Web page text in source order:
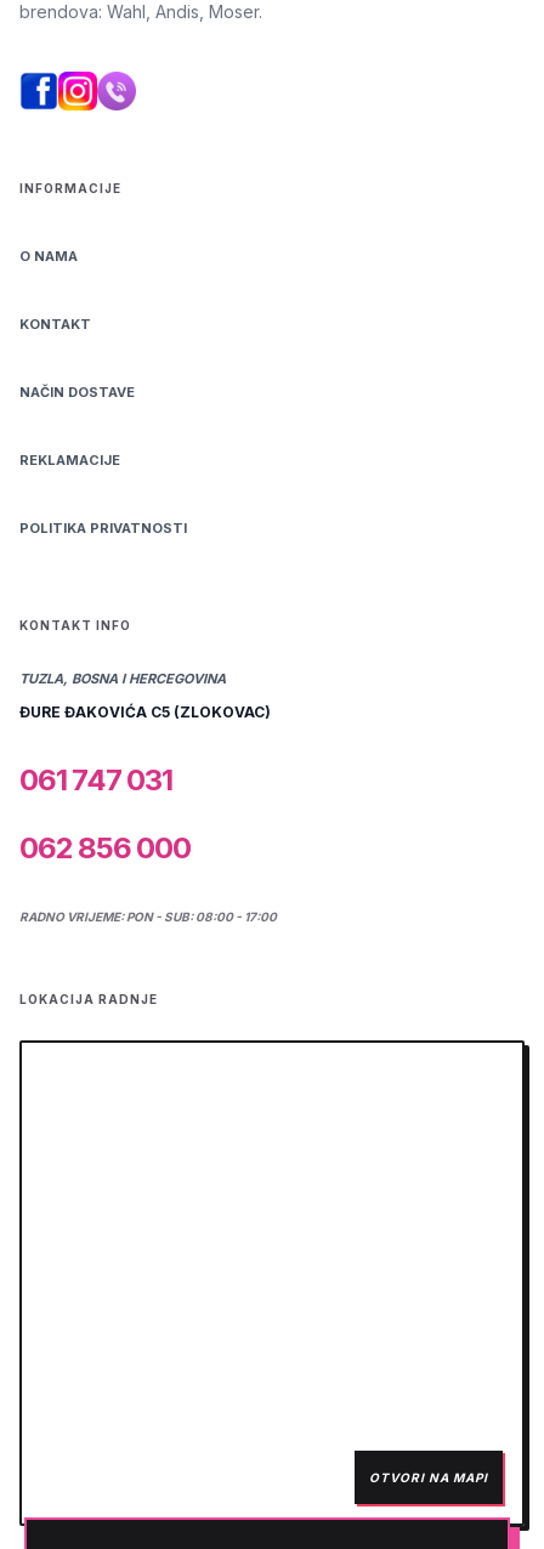
brendova: Wahl, Andis, Moser.
INFORMACIJE
O NAMA
KONTAKT
NAČIN DOSTAVE
REKLAMACIJE
POLITIKA PRIVATNOSTI
KONTAKT INFO
TUZLA, BOSNA I HERCEGOVINA
ĐURE ĐAKOVIĆA C5 (ZLOKOVAC)
061 747 031
062 856 000
RADNO VRIJEME: PON - SUB: 08:00 - 17:00
LOKACIJA RADNJE
OTVORI NA MAPI